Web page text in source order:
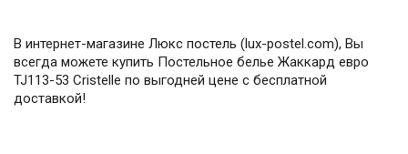
В интернет-магазине Люкс постель (lux-postel.com), Вы
всегда можете купить Постельное белье Жаккард евро
TJ113-53 Cristelle по выгодней цене с бесплатной
доставкой!